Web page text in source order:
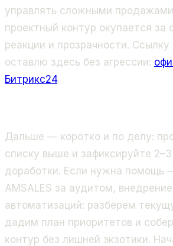
управлять сложными
проектный контур окупается за
реакции и прозрачности.
оставлю здесь без агрессии:
Битрикс24.
Дальше — коротко и по делу:
списку выше и зафиксируйте
доработки. Если нужна помощь
AMSALES за аудитом,
автоматизаций: разберем
дадим план приоритетов и
контур без лишней экзотики.